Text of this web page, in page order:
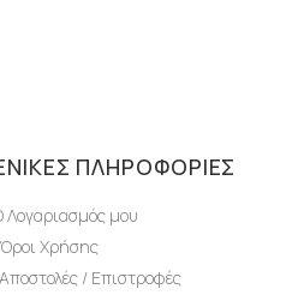
ΠΛΗΡΟΦΟΡΊΕΣ
Λογαριασμός μου
Χρήσης
/ Επιστροφές